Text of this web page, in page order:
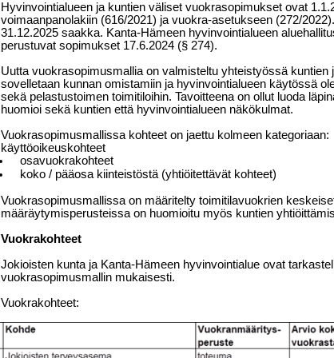
Hyvinvointialueen ja kuntien väliset vuokrasopimukset ovat
voimaanpanolakiin (616/2021) ja vuokra-asetukseen (272/
31.12.2025 saakka. Kanta-Hämeen hyvinvointialueen
perustuvat sopimukset 17.6.2024 (§ 274).
Uutta vuokrasopimusmallia on valmisteltu yhteistyössä kuntien
sovelletaan kunnan omistamiin ja hyvinvointialueen käytössä
sekä pelastustoimen toimitiloihin. Tavoitteena on ollut luoda
huomioi sekä kuntien että hyvinvointialueen näkökulmat.
Vuokrasopimusmallissa kohteet on jaettu kolmeen kategoriaan:
käyttöoikeuskohteet
osavuokrakohteet
koko / pääosa kiinteistöstä (yhtiöitettävät kohteet)
Vuokrasopimusmallissa on määritelty toimitilavuokrien
määräytymisperusteissa on huomioitu myös kuntien
Vuokrakohteet
Jokioisten kunta ja Kanta-Hämeen hyvinvointialue ovat
vuokrasopimusmallin mukaisesti.
Vuokrakohteet: